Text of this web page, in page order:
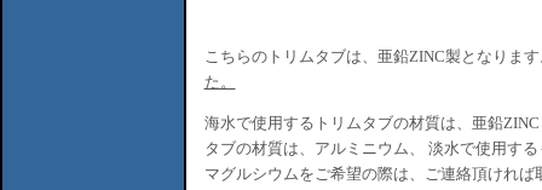
こちらのトリムタブは、亜鉛ZINC製となります
た。
海水で使用するトリムタブの材質は、亜鉛
タブの材質は、アルミニウム、 淡水で使用す
マグルシウムをご希望の際は、ご連絡頂ければ